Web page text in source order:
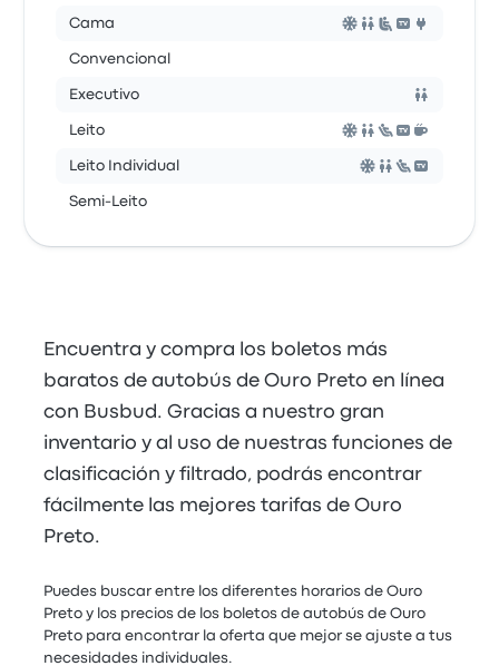
Cama
Convencional
Executivo
Leito
Leito Individual
Semi-Leito
Encuentra y compra los boletos más
baratos de autobús de Ouro Preto en línea
con Busbud. Gracias a nuestro gran
inventario y al uso de nuestras funciones de
clasificación y filtrado, podrás encontrar
fácilmente las mejores tarifas de Ouro
Preto.
Puedes buscar entre los diferentes horarios de Ouro
Preto y los precios de los boletos de autobús de Ouro
Preto para encontrar la oferta que mejor se ajuste a tus
necesidades individuales.